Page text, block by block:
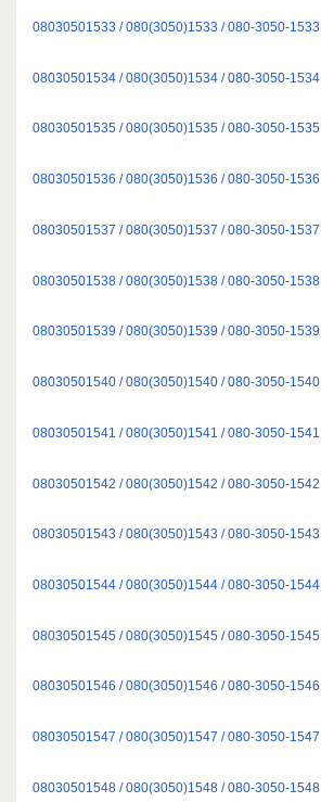
08030501533 / 080(3050)1533 / 080-3050-1533
08030501534 / 080(3050)1534 / 080-3050-1534
08030501535 / 080(3050)1535 / 080-3050-1535
08030501536 / 080(3050)1536 / 080-3050-1536
08030501537 / 080(3050)1537 / 080-3050-1537
08030501538 / 080(3050)1538 / 080-3050-1538
08030501539 / 080(3050)1539 / 080-3050-1539
08030501540 / 080(3050)1540 / 080-3050-1540
08030501541 / 080(3050)1541 / 080-3050-1541
08030501542 / 080(3050)1542 / 080-3050-1542
08030501543 / 080(3050)1543 / 080-3050-1543
08030501544 / 080(3050)1544 / 080-3050-1544
08030501545 / 080(3050)1545 / 080-3050-1545
08030501546 / 080(3050)1546 / 080-3050-1546
08030501547 / 080(3050)1547 / 080-3050-1547
08030501548 / 080(3050)1548 / 080-3050-1548